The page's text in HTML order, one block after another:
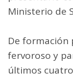
Ministerio de
De formación
fervoroso y
últimos